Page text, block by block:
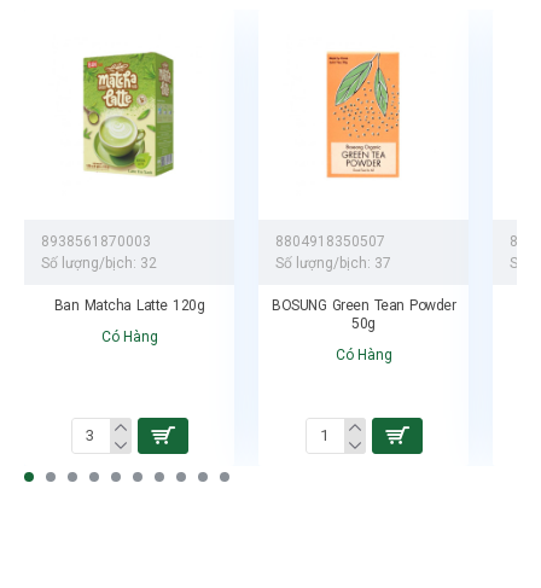
8938561870003
Số lượng/bịch: 32
Ban Matcha Latte 120g
Có Hàng
8804918350507
Số lượng/bịch: 37
BOSUNG Green Tean Powder
50g
Có Hàng
Số